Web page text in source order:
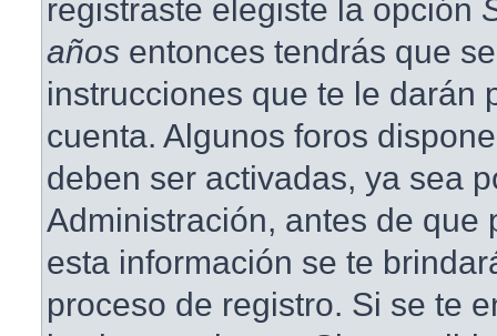
registraste elegiste la opción
años entonces tendrás que
instrucciones que te le darán
cuenta. Algunos foros
deben ser activadas, ya sea
Administración, antes de que
esta información se te
proceso de registro. Si se te